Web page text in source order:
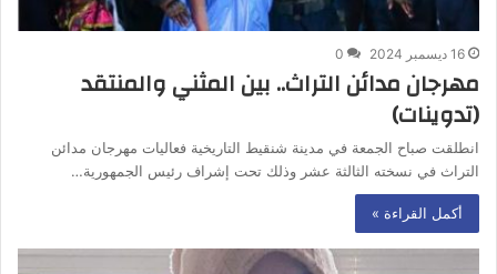
16 ديسمبر 2024 0
مهرجان مدائن التراث.. بين المثني والمنتقد
(تدوينات)
انطلقت صباح الجمعة في مدينة شنقيط التاريخية فعاليات مهرجان مدائن
التراث في نسخته الثالثة عشر وذلك تحت إشراف رئيس الجمهورية…
أكمل القراءة »